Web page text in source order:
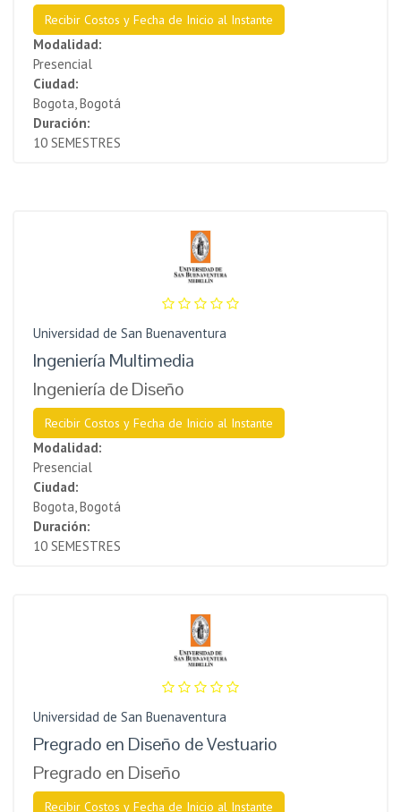
Recibir Costos y Fecha de Inicio al Instante
Modalidad:
Presencial
Ciudad:
Bogota, Bogotá
Duración:
10 SEMESTRES
Universidad de San Buenaventura
Ingeniería Multimedia
Ingeniería de Diseño
Recibir Costos y Fecha de Inicio al Instante
Modalidad:
Presencial
Ciudad:
Bogota, Bogotá
Duración:
10 SEMESTRES
Universidad de San Buenaventura
Pregrado en Diseño de Vestuario
Pregrado en Diseño
Recibir Costos y Fecha de Inicio al Instante